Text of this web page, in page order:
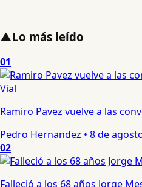
▲Lo más leído
01
Ramiro Pavez vuelve a las
Pedro Hernandez • 8 de
02
Falleció a los 68 años Jorge